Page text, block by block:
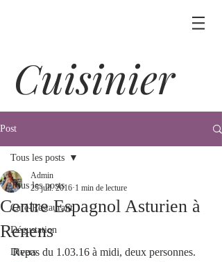
Cuisinier
Post
Tous les posts
Café-Restaurant
Dégustation
Divers
Tous les posts
Centre Espagnol Asturien à
Renens
Admin
25 juil. 2016 1 min de lecture
Repas du 1.03.16 à midi, deux personnes.